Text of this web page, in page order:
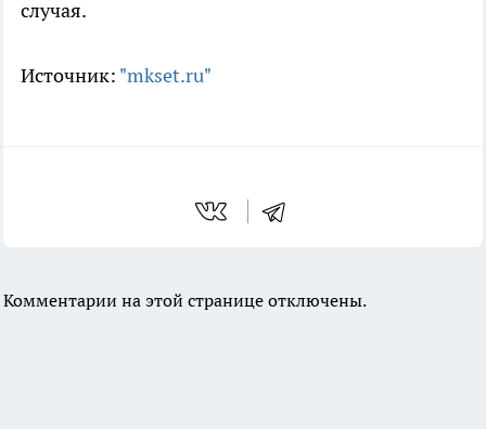
случая.
Источник: "mkset.ru"
Комментарии на этой странице отключены.